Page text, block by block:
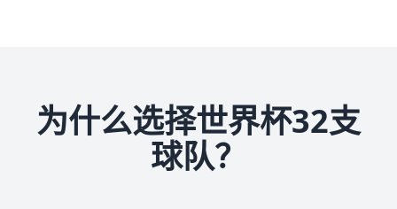
为什么选择世界杯32支
球队？